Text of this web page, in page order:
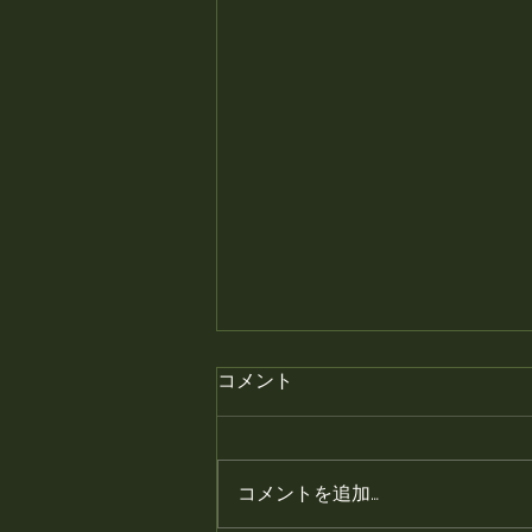
月末の金曜日はプレミアムフ
酒屋 #鳥幸 #静岡 #富士
コメント
コメントを追加…